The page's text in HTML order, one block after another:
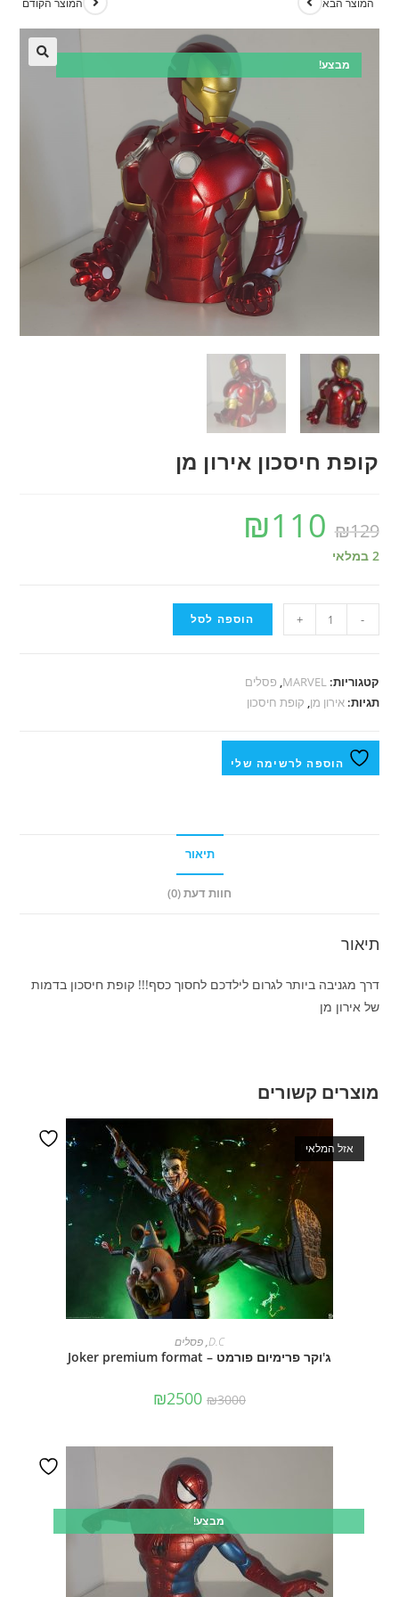
מבצע!
קופת חיסכון אירון מן
₪129
₪110
2 במלאי
-
+ הוספה לסל
קטגוריות:MARVEL
, פסלים
תגיות:אירון מן, קופת חיסכון
הוספה לרשימה שלי
תיאור
חוות דעת (0)
תיאור
דרך מגניבה ביותר לגרום לילדכם לחסוך כסף!!! קופת חיסכון בדמות
של אירון מן
מוצרים קשורים
אזל המלאי
מידע נוסף
D.C
,פסלים
ג'וקר פרימיום פורמט – Joker premium format
₪3000
₪2500
מבצע!